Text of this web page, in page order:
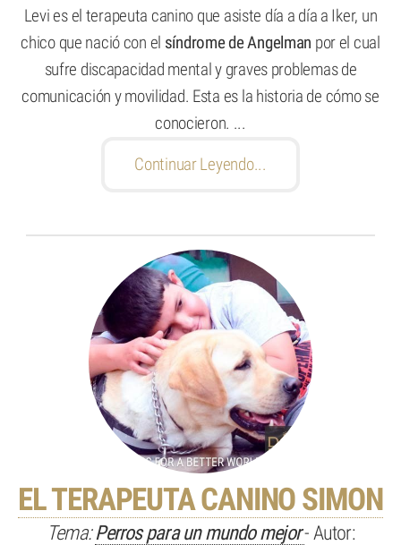
Levi es el terapeuta canino que asiste día a día a Iker, un
chico que nació con el síndrome de Angelman por el cual
sufre discapacidad mental y graves problemas de
comunicación y movilidad. Esta es la historia de cómo se
conocieron. ...
Continuar Leyendo...
EL TERAPEUTA CANINO SIMON
Tema:Perros para un mundo mejor- Autor: